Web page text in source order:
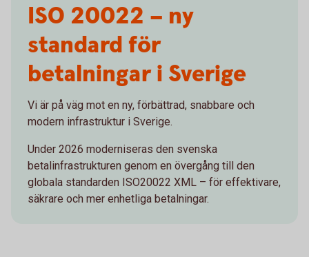
ISO 20022 – ny
standard för
betalningar i Sverige
Vi är på väg mot en ny, förbättrad, snabbare och
modern infrastruktur i Sverige.
Under 2026 moderniseras den svenska
betalinfrastrukturen genom en övergång till den
globala standarden ISO20022 XML – för effektivare,
säkrare och mer enhetliga betalningar.